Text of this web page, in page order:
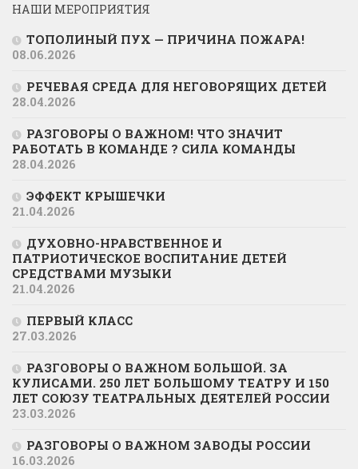
НАШИ МЕРОПРИЯТИЯ
ТОПОЛИНЫЙ ПУХ — ПРИЧИНА ПОЖАРА!
08.06.2026
РЕЧЕВАЯ СРЕДА ДЛЯ НЕГОВОРЯЩИХ ДЕТЕЙ
28.04.2026
РАЗГОВОРЫ О ВАЖНОМ! ЧТО ЗНАЧИТ
РАБОТАТЬ В КОМАНДЕ ? СИЛА КОМАНДЫ
28.04.2026
ЭФФЕКТ КРЫШЕЧКИ
21.04.2026
ДУХОВНО-НРАВСТВЕННОЕ И
ПАТРИОТИЧЕСКОЕ ВОСПИТАНИЕ ДЕТЕЙ
СРЕДСТВАМИ МУЗЫКИ
21.04.2026
ПЕРВЫЙ КЛАСС
27.03.2026
РАЗГОВОРЫ О ВАЖНОМ БОЛЬШОЙ. ЗА
КУЛИСАМИ. 250 ЛЕТ БОЛЬШОМУ ТЕАТРУ И 150
ЛЕТ СОЮЗУ ТЕАТРАЛЬНЫХ ДЕЯТЕЛЕЙ РОССИИ
23.03.2026
РАЗГОВОРЫ О ВАЖНОМ ЗАВОДЫ РОССИИ
16.03.2026